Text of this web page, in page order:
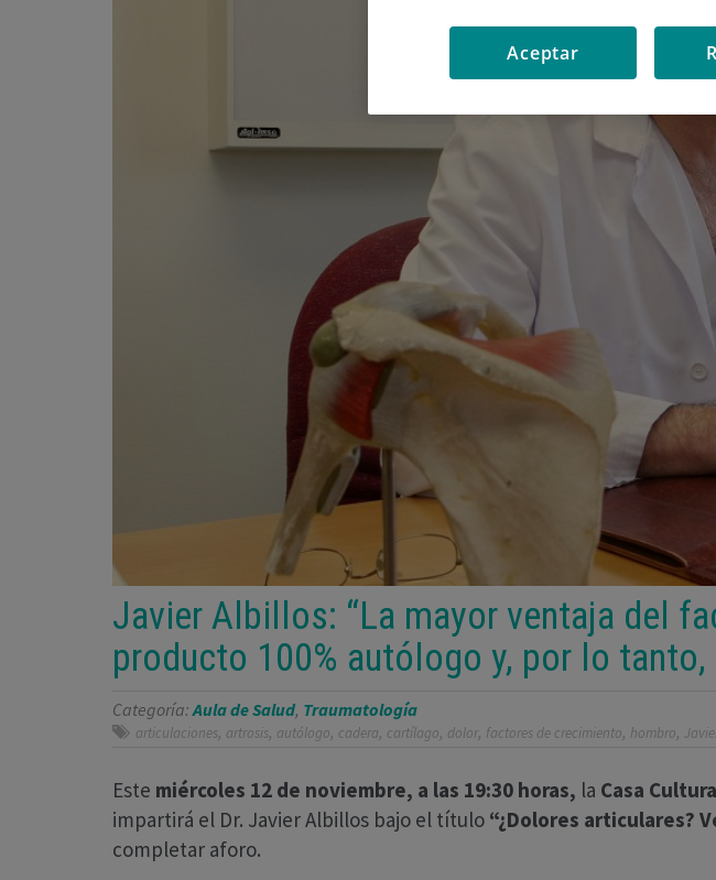
Javier Albillos: “La mayor ventaja del
producto 100% autólogo y, por lo
Categoría:Aula de Salud, Traumatología
articulaciones, artrosis, autólogo, cadera, cartílago, dolor, factores de crecimiento, hombro,
Este miércoles 12 de noviembre, a las 19:30 horas, la Casa
impartirá el Dr. Javier Albillos bajo el título “¿Dolores articulares?
completar aforo.
Aceptar